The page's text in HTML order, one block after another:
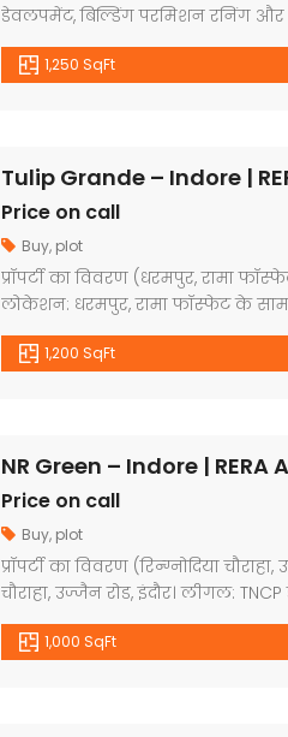
डेवलपमेंट, बिल्डिंग परमिशन रनिंग और
सड़क 1 00 फीट, कॉलोनी की इंटरनल
सिक्यूरिटी गार्ड, कवर्ड कैंपस, ड्रेनेज
1,250 SqFt
Tulip Grande – Indore |
Price on call
Buy, plot
प्रॉपर्टी का विवरण (धरमपुर, रामा
लोकेशन: धरमपुर, रामा फॉस्फेट के
डेवलपमेंट, बिल्डिंग परमिशन रनिंग और
सिक्यूरिटी गार्ड, कवर्ड कैंपस, ड्रेनेज
1,200 SqFt
NR Green – Indore |
Price on call
Buy, plot
प्रॉपर्टी का विवरण (रिन्ग्नोदिया
चौराहा, उज्जैन रोड, इंदौर। लीगल:
और RERA अप्रूव्ड। डेवलपमेंट: रेड्डी -टू-
ड्रेनेज सिस्टम, वाटर लाइन, भव्य प्रवेश
1,000 SqFt